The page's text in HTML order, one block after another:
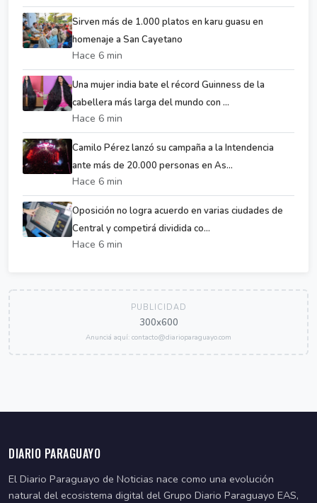
Sirven más de 1.000 platos en karu guasu en
homenaje a San Cayetano
Hace 6 min
Una mujer india bate el récord Guinness de la
cabellera más larga del mundo con ...
Hace 6 min
Camilo Pérez lanzó su campaña a la Intendencia
ante más de 20.000 personas en As...
Hace 6 min
Oposición no logra acuerdo en varias ciudades de
Central y competirá dividida co...
Hace 6 min
PUBLICIDAD
300x600
Anunciá aquí: contacto@diarioparaguayo.com
DIARIO PARAGUAYO
El Diario Paraguayo de Noticias nace como una evolución
natural del ecosistema digital del Grupo Diario Paraguayo EAS,